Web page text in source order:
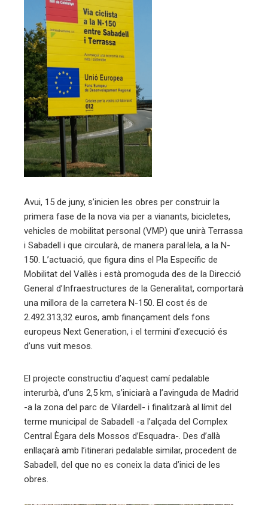
Avui, 15 de juny, s’inicien les obres per construir la
primera fase de la nova via per a vianants, bicicletes,
vehicles de mobilitat personal (VMP) que unirà Terrassa
i Sabadell i que circularà, de manera paral·lela, a la N-
150. L’actuació, que figura dins el Pla Específic de
Mobilitat del Vallès i està promoguda des de la Direcció
General d’Infraestructures de la Generalitat, comportarà
una millora de la carretera N-150. El cost és de
2.492.313,32 euros, amb finançament dels fons
europeus Next Generation, i el termini d’execució és
d’uns vuit mesos.
El projecte constructiu d’aquest camí pedalable
interurbà, d’uns 2,5 km, s’iniciarà a l’avinguda de Madrid
-a la zona del parc de Vilardell- i finalitzarà al límit del
terme municipal de Sabadell -a l’alçada del Complex
Central Ègara dels Mossos d’Esquadra-. Des d’allà
enllaçarà amb l’itinerari pedalable similar, procedent de
Sabadell, del que no es coneix la data d’inici de les
obres.